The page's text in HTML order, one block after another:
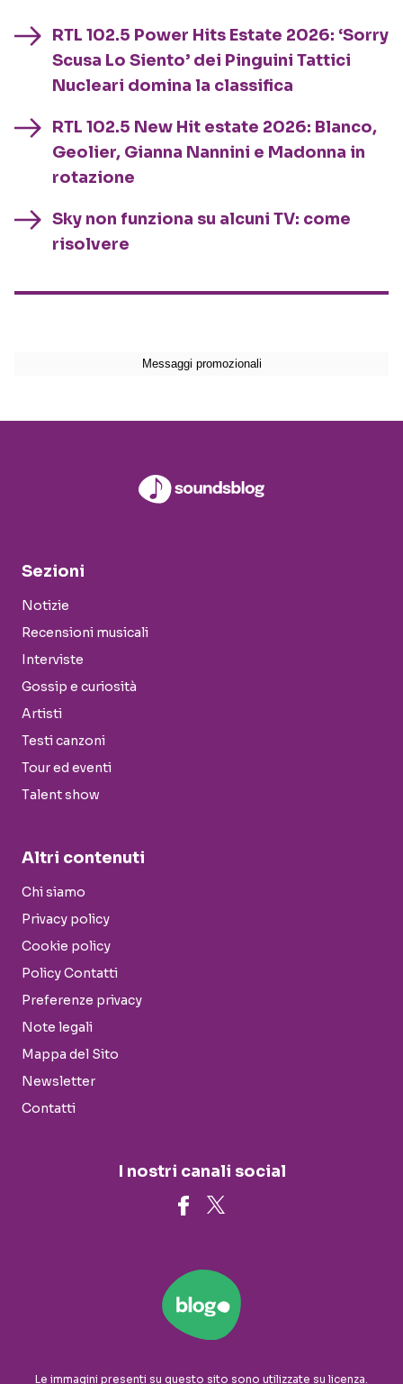
RTL 102.5 Power Hits Estate 2026: ‘Sorry
Scusa Lo Siento’ dei Pinguini Tattici
Nucleari domina la classifica
RTL 102.5 New Hit estate 2026: Blanco,
Geolier, Gianna Nannini e Madonna in
rotazione
Sky non funziona su alcuni TV: come
risolvere
Sezioni
Notizie
Recensioni musicali
Interviste
Gossip e curiosità
Artisti
Testi canzoni
Tour ed eventi
Talent show
Altri contenuti
Chi siamo
Privacy policy
Cookie policy
Policy Contatti
Preferenze privacy
Note legali
Mappa del Sito
Newsletter
Contatti
I nostri canali social
Le immagini presenti su questo sito sono utilizzate su licenza.